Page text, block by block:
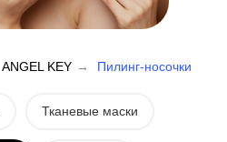
ANGEL KEY → Пилинг-носочки
Тканевые маски